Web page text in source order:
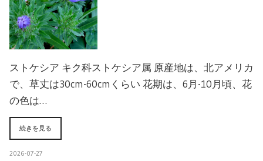
ストケシア キク科ストケシア属 原産地は、北アメリカ
で、草丈は30cm-60cmくらい 花期は、6月-10月頃、花
の色は…
続きを見る
2026-07-27